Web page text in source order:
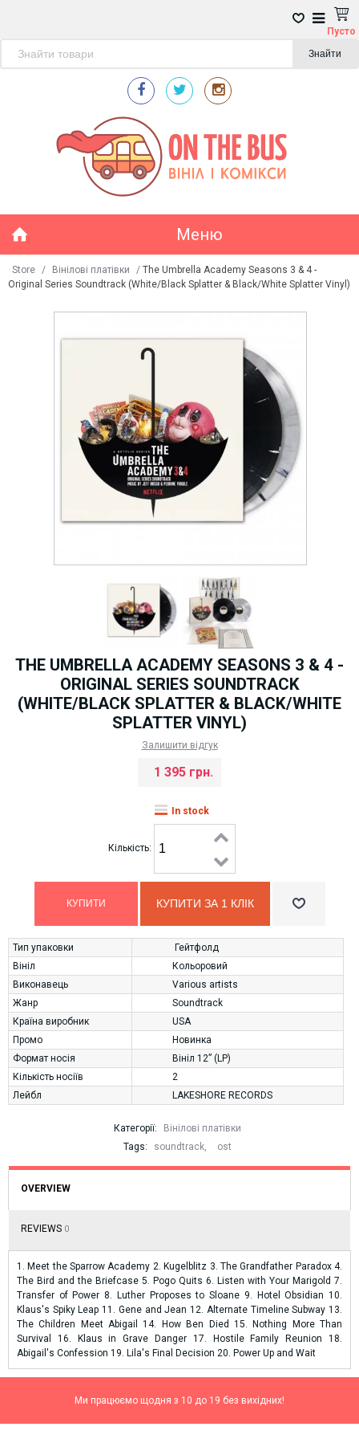
Пусто
Знайти
Меню
Store / Вінілові платівки / The Umbrella Academy Seasons 3 & 4 -
Original Series Soundtrack (White/Black Splatter & Black/White Splatter Vinyl)
THE UMBRELLA ACADEMY SEASONS 3 & 4 -
ORIGINAL SERIES SOUNDTRACK
(WHITE/BLACK SPLATTER & BLACK/WHITE
SPLATTER VINYL)
Залишити відгук
1 395 грн.
In stock
Кількість:
КУПИТИ ЗА 1 КЛIК
Тип упаковки
Гейтфолд
Вініл
Кольоровий
Виконавець
Various artists
Жанр
Soundtrack
Країна виробник
USA
Промо
Новинка
Формат носія
Вініл 12” (LP)
Кількість носіїв
2
Лейбл
LAKESHORE RECORDS
Категорії:
Вінілові платівки
Tags:
soundtrack ost
OVERVIEW
REVIEWS 0
1. Meet the Sparrow Academy 2. Kugelblitz 3. The Grandfather Paradox 4.
The Bird and the Briefcase 5. Pogo Quits 6. Listen with Your Marigold 7.
Transfer of Power 8. Luther Proposes to Sloane 9. Hotel Obsidian 10.
Klaus's Spiky Leap 11. Gene and Jean 12. Alternate Timeline Subway 13.
The Children Meet Abigail 14. How Ben Died 15. Nothing More Than
Survival 16. Klaus in Grave Danger 17. Hostile Family Reunion 18.
Abigail's Confession 19. Lila's Final Decision 20. Power Up and Wait
Ми працюємо щодня з 10 до 19 без вихідних!